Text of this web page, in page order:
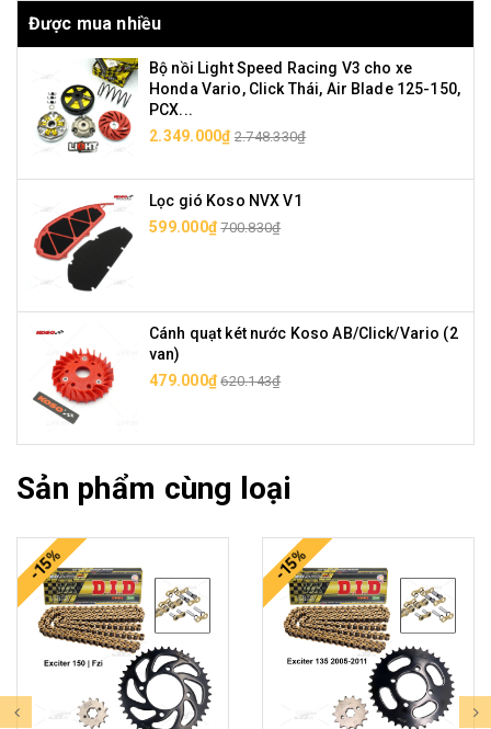
Được mua nhiều
Bộ nồi Light Speed Racing V3 cho xe
Honda Vario, Click Thái, Air Blade 125-150,
PCX...
2.349.000₫ 2.748.330₫
Lọc gió Koso NVX V1
599.000₫ 700.830₫
Cánh quạt két nước Koso AB/Click/Vario (2
van)
479.000₫ 620.143₫
Sản phẩm cùng loại
-15% -15%